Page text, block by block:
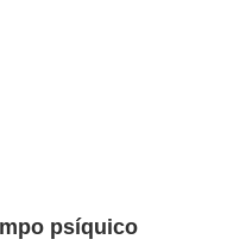
psíquico